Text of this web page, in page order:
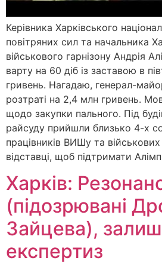
Керівника Харківського
повітряних сил та начальника
військового гарнізону Андрія
варту на 60 діб із заставою в
гривень. Нагадаю, генерал-
розтраті на 2,4 млн гривень.
щодо закупки пального. Під
райсуду прийшли близько 4-х
працівників ВИШу та
відставці, щоб підтримати
Харків:
(підозрювані
Зайцева),
експертиз